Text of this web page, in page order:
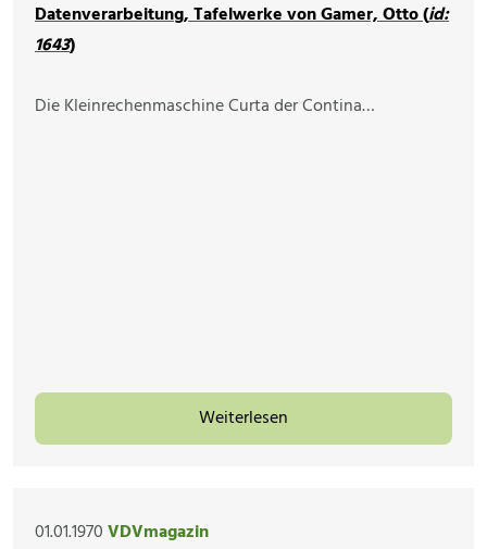
Datenverarbeitung, Tafelwerke von Gamer, Otto (id:
1643)
Die Kleinrechenmaschine Curta der Contina…
Weiterlesen
01.01.1970VDVmagazin